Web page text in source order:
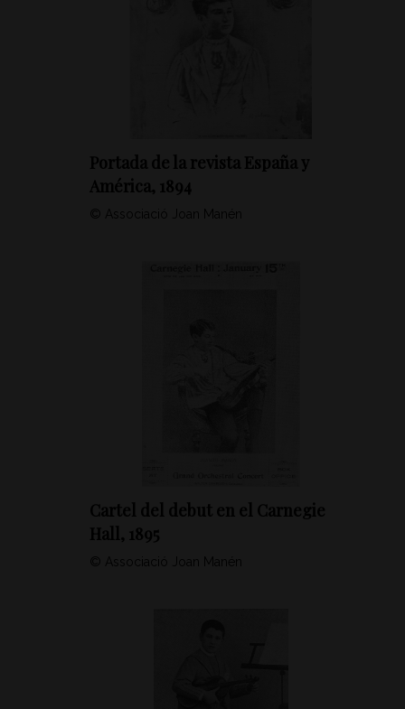
Portada de la revista España y
América, 1894
© Associació Joan Manén
Cartel del debut en el Carnegie
Hall, 1895
© Associació Joan Manén